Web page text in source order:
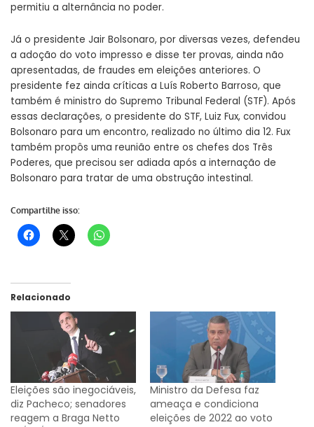
permitiu a alternância no poder.
Já o presidente Jair Bolsonaro, por diversas vezes, defendeu
a adoção do voto impresso e disse ter provas, ainda não
apresentadas, de fraudes em eleições anteriores. O
presidente fez ainda críticas a Luís Roberto Barroso, que
também é ministro do Supremo Tribunal Federal (STF). Após
essas declarações, o presidente do STF, Luiz Fux, convidou
Bolsonaro para um encontro, realizado no último dia 12. Fux
também propôs uma reunião entre os chefes dos Três
Poderes, que precisou ser adiada após a internação de
Bolsonaro para tratar de uma obstrução intestinal.
Compartilhe isso:
Relacionado
Eleições são inegociáveis,
diz Pacheco; senadores
reagem a Braga Netto
Ministro da Defesa faz
ameaça e condiciona
eleições de 2022 ao voto